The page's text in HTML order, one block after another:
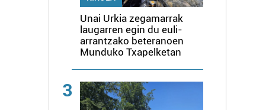
Unai Urkia zegamarrak
laugarren egin du euli-
arrantzako beteranoen
Munduko Txapelketan
3